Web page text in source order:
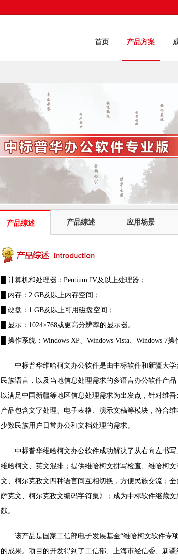
首页 产品方案
产品综述 产品综述 应用场景
█ 计算机和处理器：Pentium IV及以上处理器；
█ 内存：2 GB及以上内存空间；
█ 硬盘：1 GB及以上可用磁盘空间；
█ 显示：1024×768或更高分辨率的显示器。
█ 操作系统：Windows XP、Windows Vista、Windows 7操
中标普华维哈柯文办公软件是由中标软件和新疆大
民族语言，以及当地信息处理需求的多语言办公软件产
以满足中国新疆等地区信息处理需求为出发点，针对维
产品包含文字处理、电子表格、演示文稿等模块，符合
少数民族用户日常办公和文档处理的需求。
中标普华维哈柯文办公软件成功解决了从右向左书
维哈柯文、英文混排；提供维哈柯文拼写检查、维哈柯
文、柯尔克孜文四种语言间互相切换，方便民族交流；
萨克文、柯尔克孜文编码字符集》；成为中标软件继藏
献。
该产品是国家工信部电子发展基金“维哈柯文软件专
的成果。项目的开发得到了工信部、上海市经信委、新